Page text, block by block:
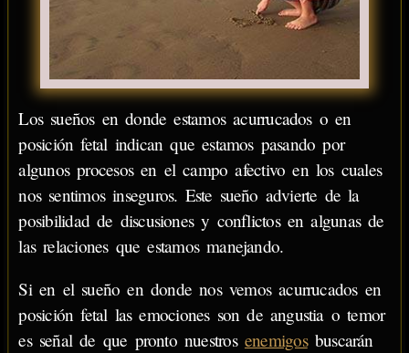
Los sueños en donde estamos acurrucados o en
posición fetal indican que estamos pasando por
algunos procesos en el campo afectivo en los cuales
nos sentimos inseguros. Este sueño advierte de la
posibilidad de discusiones y conflictos en algunas de
las relaciones que estamos manejando.
Si en el sueño en donde nos vemos acurrucados en
posición fetal las emociones son de angustia o temor
es señal de que pronto nuestros enemigosbuscarán